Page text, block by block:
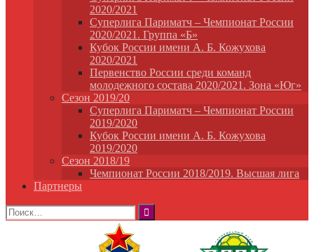
2020/2021
Суперлига Париматч – Чемпионат России
2020/2021. Группа «Б»
Кубок России имени А. Б. Кожухова
2020/2021
Первенство России среди команд
молодежного состава 2020/2021. Зона «Юг»
Сезон 2019/20
Суперлига Париматч – Чемпионат России
2019/2020
Кубок России имени А. Б. Кожухова
2019/2020
Сезон 2018/19
Чемпионат России 2018/2019. Высшая лига
Партнеры
Найти: